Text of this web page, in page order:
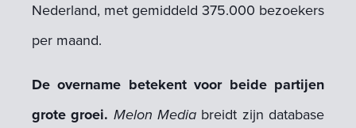
Nederland, met gemiddeld 375.000 bezoekers
per maand.
De overname betekent voor beide partijen
grote groei. Melon Media breidt zijn database